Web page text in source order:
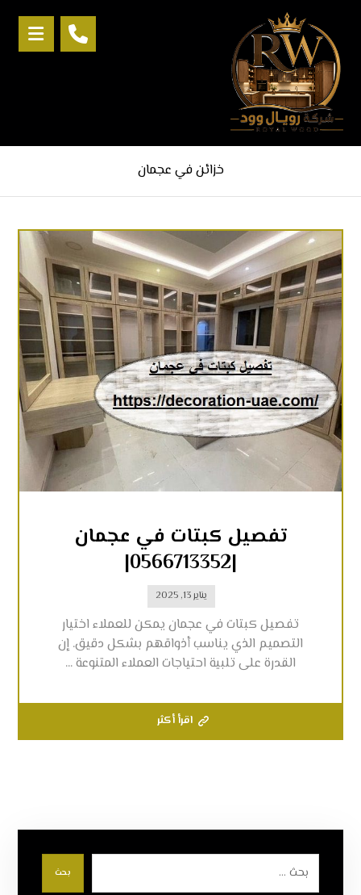
خزائن في عجمان
تفصيل كبتات في عجمان
|0566713352|
يناير 13, 2025
تفصيل كبتات في عجمان يمكن للعملاء اختيار
التصميم الذي يناسب أذواقهم بشكل دقيق. إن
القدرة على تلبية احتياجات العملاء المتنوعة ...
اقرأ أكثر
بحث